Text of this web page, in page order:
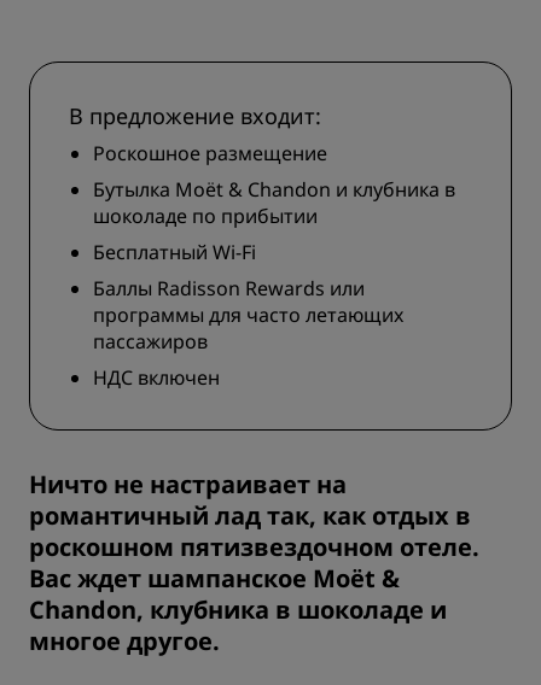
Ничто не настраивает на
романтичный лад так, как отдых в
роскошном пятизвездочном отеле.
Вас ждет шампанское Moët &
Chandon, клубника в шоколаде и
многое другое.
В предложение входит:
Роскошное размещение
Бутылка Moët & Chandon и клубника в
шоколаде по прибытии
Бесплатный Wi-Fi
Баллы Radisson Rewards или
программы для часто летающих
пассажиров
НДС включен